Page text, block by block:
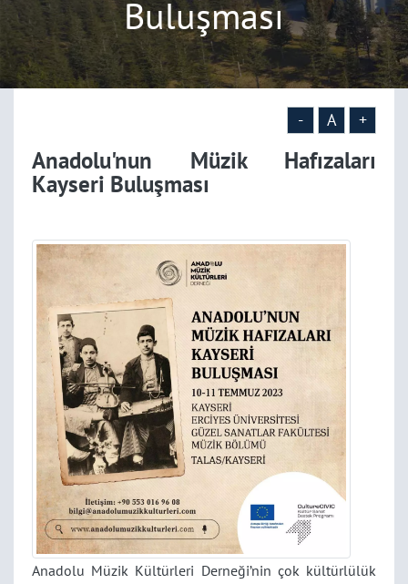
Buluşması
- A +
Anadolu'nun Müzik Hafızaları
Kayseri Buluşması
Anadolu Müzik Kültürleri Derneği’nin çok kültürlülük